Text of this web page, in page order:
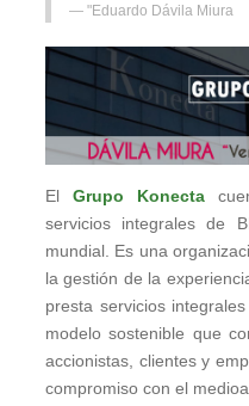
"Eduardo Dávila Miura
El Grupo Konecta
servicios integrales de
mundial. Es una
la gestión de la
presta servicios
modelo sostenible que
accionistas, clientes y
compromiso con el